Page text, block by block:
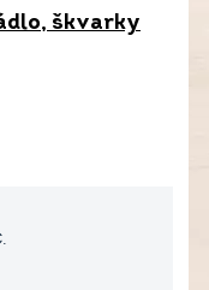
škvarky